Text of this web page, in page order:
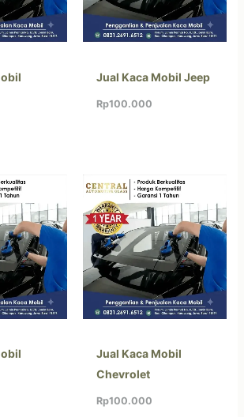
Jual Kaca Mobil Jeep
Rp100.000
Jual Kaca Mobil
Chevrolet
Rp100.000